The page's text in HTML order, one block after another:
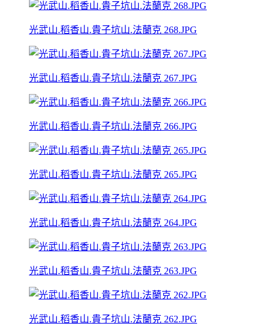
光武山.稻香山.貴子坑山.法蘭克 268.JPG
光武山.稻香山.貴子坑山.法蘭克 267.JPG
光武山.稻香山.貴子坑山.法蘭克 266.JPG
光武山.稻香山.貴子坑山.法蘭克 265.JPG
光武山.稻香山.貴子坑山.法蘭克 264.JPG
光武山.稻香山.貴子坑山.法蘭克 263.JPG
光武山.稻香山.貴子坑山.法蘭克 262.JPG